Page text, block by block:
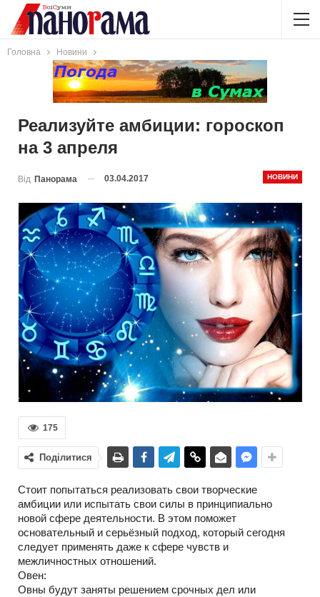
Головна Новини
Реализуйте амбиции: гороскоп
на 3 апреля
НОВИНИ
Від Панорама 03.04.2017
175
Поділитися
Cтоит попытаться реализовать свои творческие
амбиции или испытать свои силы в принципиально
новой сфере деятельности. В этом поможет
основательный и серьёзный подход, который сегодня
следует применять даже к сфере чувств и
межличностных отношений.
Овен:
Овны будут заняты решением срочных дел или